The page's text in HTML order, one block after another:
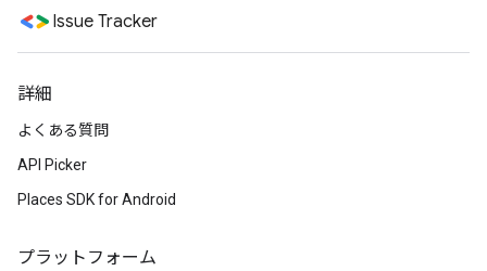
Issue Tracker
詳細
よくある質問
API Picker
Places SDK for Android
プラットフォーム